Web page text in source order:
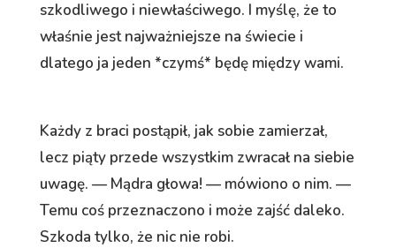
szkodliwego i niewłaściwego. I myślę, że to
właśnie jest najważniejsze na świecie i
dlatego ja jeden *czymś* będę między wami.
Każdy z braci postąpił, jak sobie zamierzał,
lecz piąty przede wszystkim zwracał na siebie
uwagę. — Mądra głowa! — mówiono o nim. —
Temu coś przeznaczono i może zajść daleko.
Szkoda tylko, że nic nie robi.